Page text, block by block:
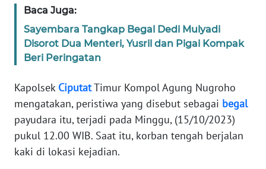
Baca Juga:
Sayembara Tangkap Begal Dedi Mulyadi
Disorot Dua Menteri, Yusril dan Pigai Kompak
Beri Peringatan
Kapolsek CiputatTimur Kompol Agung Nugroho
mengatakan, peristiwa yang disebut sebagai begal
payudara itu, terjadi pada Minggu, (15/10/2023)
pukul 12.00 WIB. Saat itu, korban tengah berjalan
kaki di lokasi kejadian.
IKLAN
TENTANG
KAMI
PEDOMAN
MEDIA
SIBER